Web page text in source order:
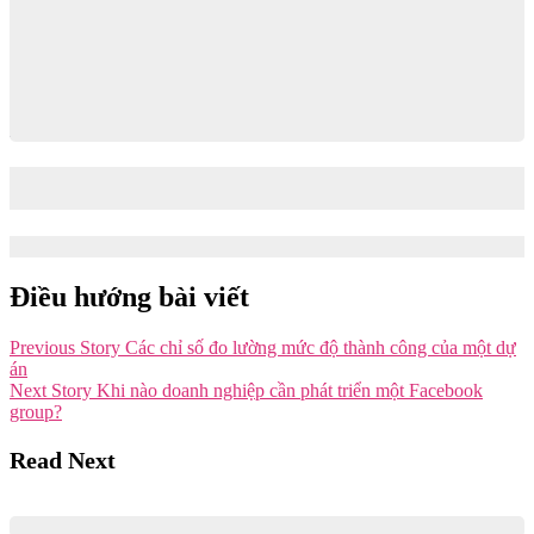
Điều hướng bài viết
Previous Story Các chỉ số đo lường mức độ thành công của một dự
án
Next Story Khi nào doanh nghiệp cần phát triển một Facebook
group?
Read Next